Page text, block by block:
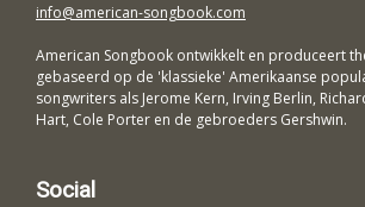
info@american-songbook.com
American Songbook ontwikkelt en produceert
gebaseerd op de 'klassieke' Amerikaanse
songwriters als Jerome Kern, Irving Berlin,
Hart, Cole Porter en de gebroeders Gershwin.
Social